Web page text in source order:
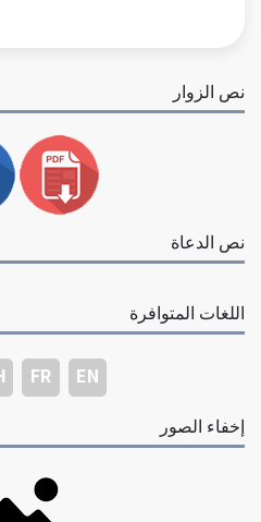
نص الزوار
نص الدعاة
اللغات المتوافرة
EN
FR
إخفاء الصور